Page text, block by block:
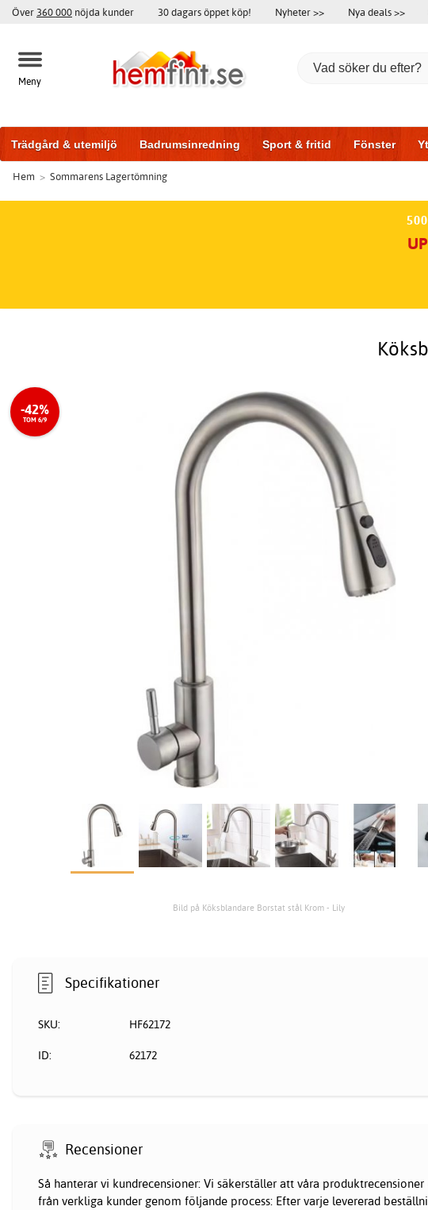
Över 360 000 nöjda kunder 30 dagars öppet köp! Nyheter >> Nya deals >>
Meny
Trädgård & utemiljö Badrumsinredning Sport & fritid Fönster
Träningsutrustning Badrumsmöbler
Hem > Sommarens Lagertömning
-42%
TOM 6/9
Bild på Köksblandare Borstat stål Krom - Lily
Specifikationer
SKU: HF62172
ID: 62172
Recensioner
Så hanterar vi kundrecensioner: Vi säkerställer att våra
från verkliga kunder genom följande process: Efter varje levererad